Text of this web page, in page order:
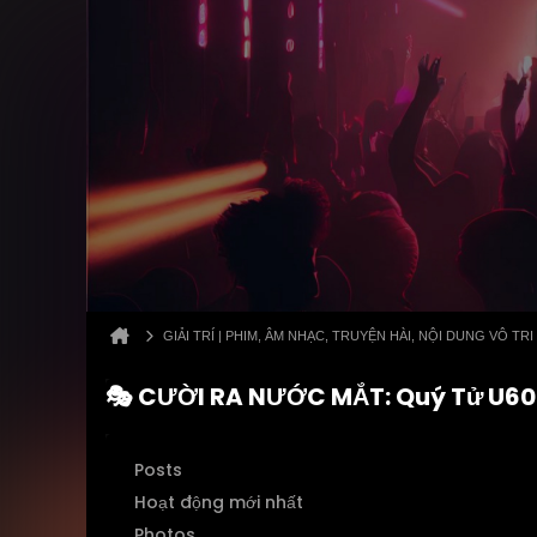
GIẢI TRÍ | PHIM, ÂM NHẠC, TRUYỆN HÀI, NỘI DUNG VÔ TRI
🎭 CƯỜI RA NƯỚC MẮT: Quý Tử
Posts
Hoạt động mới nhất